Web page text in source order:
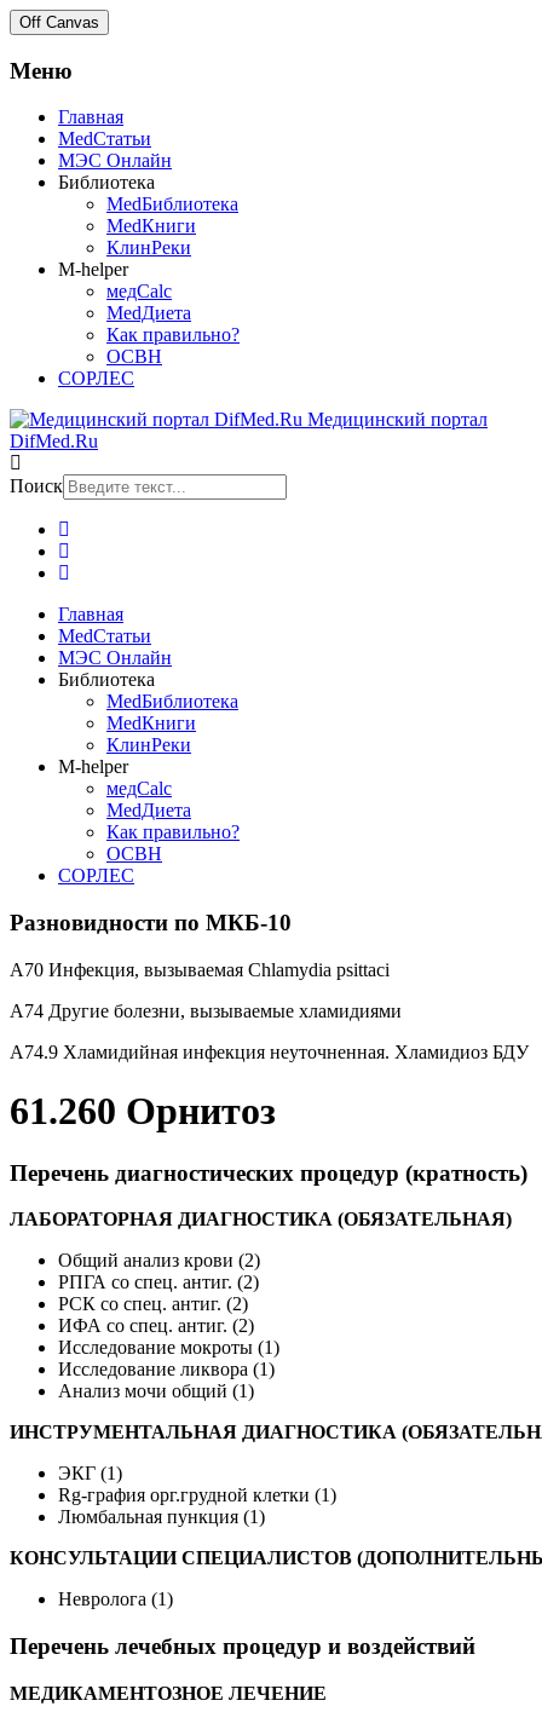
Off Canvas
Меню
Главная
MedСтатьи
МЭС Онлайн
Библиотека
MedБиблиотека
MedКниги
КлинРеки
M-helper
медCalc
MedДиета
Как правильно?
ОСВН
СОРЛЕС
Медицинский портал
DifMed.Ru
Поиск
Главная
MedСтатьи
МЭС Онлайн
Библиотека
MedБиблиотека
MedКниги
КлинРеки
M-helper
медCalc
MedДиета
Как правильно?
ОСВН
СОРЛЕС
Разновидности по МКБ-10
A70 Инфекция, вызываемая Chlamydia psittaci
А74 Другие болезни, вызываемые хламидиями
А74.9 Хламидийная инфекция неуточненная. Хламидиоз БДУ
61.260 Орнитоз
Перечень диагностических процедур (кратность)
ЛАБОРАТОРНАЯ ДИАГНОСТИКА (ОБЯЗАТЕЛЬНАЯ)
Общий анализ крови (2)
РПГА со спец. антиг. (2)
РСК со спец. антиг. (2)
ИФА со спец. антиг. (2)
Исследование мокроты (1)
Исследование ликвора (1)
Анализ мочи общий (1)
ИНСТРУМЕНТАЛЬНАЯ ДИАГНОСТИКА
ЭКГ (1)
Rg-графия орг.грудной клетки (1)
Люмбальная пункция (1)
КОНСУЛЬТАЦИИ СПЕЦИАЛИСТОВ
Невролога (1)
Перечень лечебных процедур и воздействий
МЕДИКАМЕНТОЗНОЕ ЛЕЧЕНИЕ